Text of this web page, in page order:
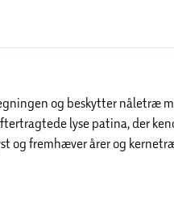
og beskytter nåletræ
lyse patina, der
og fremhæver årer og